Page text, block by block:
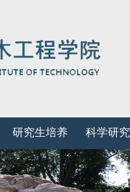
研究生培养 科学研究